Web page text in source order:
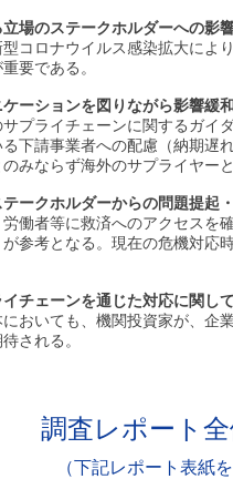
場のステークホルダーへの影
コロナウイルス感染拡大に
要である。
ーションを図りながら影響緩
プライチェーンに関するガイ
下請事業者への配慮（納期
みならず海外のサプライヤー
ークホルダーからの問題提起
働者等に救済へのアクセス
参考となる。現在の危機対応
チェーンを通じた対応に関し
おいても、機関投資家が、
される。
調査レポート
（下記レポート表紙